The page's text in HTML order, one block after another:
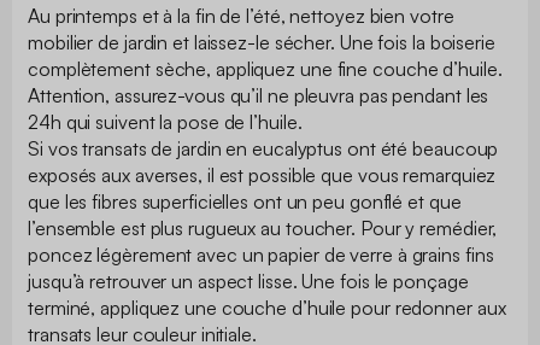
Au printemps et à la fin de l’été, nettoyez bien votre
mobilier de jardin et laissez-le sécher. Une fois la boiserie
complètement sèche, appliquez une fine couche d’huile.
Attention, assurez-vous qu’il ne pleuvra pas pendant les
24h qui suivent la pose de l’huile.
Si vos transats de jardin en eucalyptus ont été beaucoup
exposés aux averses, il est possible que vous remarquiez
que les fibres superficielles ont un peu gonflé et que
l’ensemble est plus rugueux au toucher. Pour y remédier,
poncez légèrement avec un papier de verre à grains fins
jusqu’à retrouver un aspect lisse. Une fois le ponçage
terminé, appliquez une couche d’huile pour redonner aux
transats leur couleur initiale.